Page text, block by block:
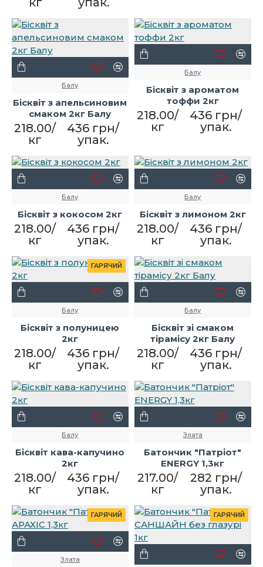
Балу
Бісквіт з апельсиновим
смаком 2кг Балу
218.00/
кг
436 грн/
упак.
Балу
Бісквіт з ароматом
тоффи 2кг
218.00/
кг
436 грн/
упак.
Балу
Бісквіт з кокосом 2кг
218.00/
кг
436 грн/
упак.
Балу
Бісквіт з лимоном 2кг
218.00/
кг
436 грн/
упак.
ГАРЯЧИЙ
Балу
Бісквіт з полуницею
2кг
218.00/
кг
436 грн/
упак.
Балу
Бісквіт зі смаком
тірамісу 2кг Балу
218.00/
кг
436 грн/
упак.
Балу
Бісквіт кава-капучино
2кг
218.00/
кг
436 грн/
упак.
Злата
Батончик "Патріот"
ENERGY 1,3кг
217.00/
кг
282 грн/
упак.
ГАРЯЧИЙ
Злата
ГАРЯЧИЙ